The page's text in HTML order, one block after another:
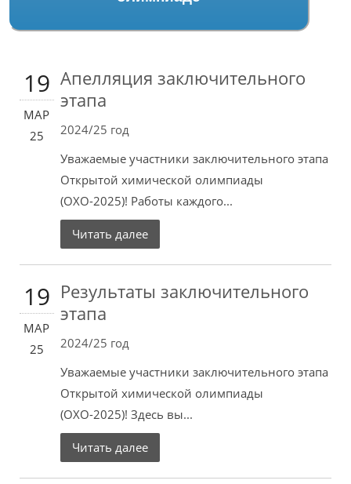
19
МАР
25
Апелляция заключительного
этапа
2024/25 год
Уважаемые участники заключительного этапа
Открытой химической олимпиады
(ОХО-2025)! Работы каждого...
Читать далее
19
МАР
25
Результаты заключительного
этапа
2024/25 год
Уважаемые участники заключительного этапа
Открытой химической олимпиады
(ОХО-2025)! Здесь вы...
Читать далее